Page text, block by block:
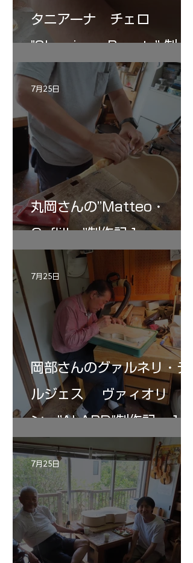
タニアーナ チェロ
"Sleeping・Beauty” 制作
記 30
丸岡さんの”Matteo・
Gofliller”制作記１
7月25日
岡部さんのグァルネリ・デ
ルジェス ヴァィオリ
ン ”ALARD"制作記 １2
7月25日
7月25日